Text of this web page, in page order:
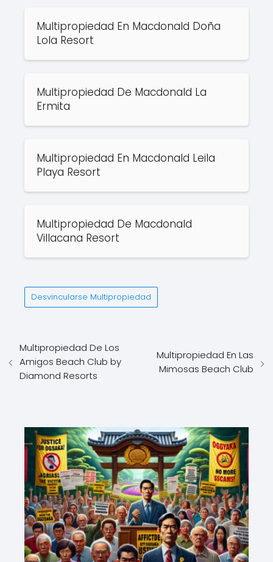
Multipropiedad En Macdonald Doña
Lola Resort
Multipropiedad De Macdonald La
Ermita
Multipropiedad En Macdonald Leila
Playa Resort
Multipropiedad De Macdonald
Villacana Resort
Desvincularse Multipropiedad
Multipropiedad De Los
Amigos Beach Club by
Diamond Resorts
Multipropiedad En Las
Mimosas Beach Club